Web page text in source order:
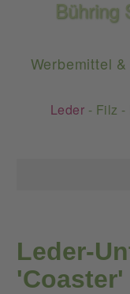
Bühring
Werbemittel
Leder - Filz -
Leder-
'Coaster'